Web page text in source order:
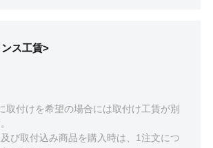
ス工賃>
取付けを希望の場合には取付け工賃が別
び取付込み商品を購入時は、1注文につ